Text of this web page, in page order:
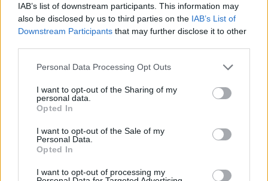
IAB’s list of downstream participants. This information may
also be disclosed by us to third parties on the IAB’s List of
Downstream Participants that may further disclose it to other
Personal Data Processing Opt Outs
I want to opt-out of the Sharing of my
personal data.
Opted In
I want to opt-out of the Sale of my
Personal Data.
Opted In
I want to opt-out of processing my
„Esame nagrinėję tokius ginčus tarp vartotojų
ir paslaugų teikėjų, kai buvo siunčiamos
uogos, keramikinė kriauklė, meškerė, vaikiška
lova ar net daugiau nei tūkstantį eurų
kainavęs kavos aparatas. Šios siuntos
gavėjus pasiekė sugadintos arba apskritai jų